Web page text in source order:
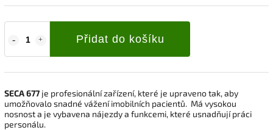
Přidat do košíku
SECA 677 je profesionální zařízení, které je upraveno tak, aby
umožňovalo snadné vážení imobilních pacientů. Má vysokou
nosnost a je vybavena nájezdy a funkcemi, které usnadňují práci
personálu.